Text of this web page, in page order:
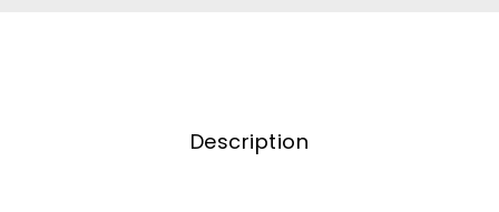
Description